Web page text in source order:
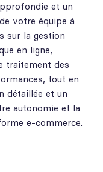
et un
votre équipe à
sur la gestion
en ligne,
traitement des
tout en
détaillée et un
autonomie et la
e-commerce.